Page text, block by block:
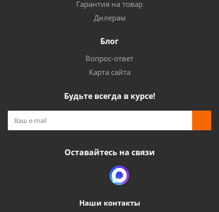
Гарантия на товар
Дилерам
Блог
Вопрос-ответ
Карта сайта
Будьте всегда в курсе!
Оставайтесь на связи
Наши контакты